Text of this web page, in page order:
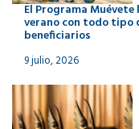
El Programa Muévete
verano con todo tipo
beneficiarios
9 julio, 2026